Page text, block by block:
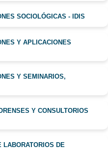
SOCIOLÓGICAS - IDIS
Y APLICACIONES
Y SEMINARIOS,
Y CONSULTORIOS
LABORATORIOS DE